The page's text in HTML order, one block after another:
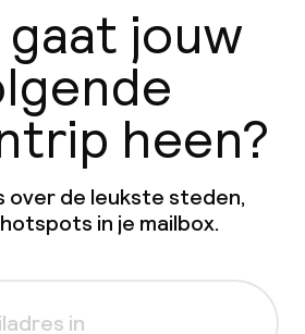
gaat jouw
heen?
over de leukste steden,
in je mailbox.